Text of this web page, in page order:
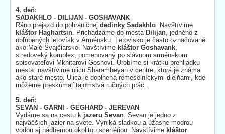
4. deň:
SADAKHLO - DILIJAN - GOSHAVANK
Ráno prejazd do pohraničnej dedinky Sadakhlo. Navštívime
kláštor Haghartsin. Prichádzame do mesta Dilijan, jedného z
obľúbených letovísk v Arménsku. Letovisko je často označované
ako Malé Švajčiarsko. Navštívime kláštor Goshavank,
stredoveký komplex, pomenovaný po slávnom arménskom
spisovateľovi Mkhitarovi Goshovi. Urobíme si krátku prehliadku
mesta, navštívime ulicu Sharambeyan v centre, ktorá je známa
ako staré mesto. Ulica je doplnená remeselníckymi dielňami, kde
môžeme preskúmať tajomstvá ručných prác.
5. deň:
SEVAN - GARNI - GEGHARD - JEREVAN
Vydáme sa na cestu k jazeru Sevan. Sevan je jedno z
najväčších jazier na svete. Vyniká sladkou a úžasne modrou
vodou aj nádhernou okolitou scenériou. Navštívime kláštor